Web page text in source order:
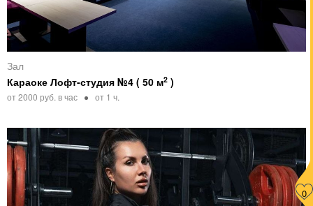
0
Зал
Караоке Лофт-студия №4 ( 50 м2 )
от 2000 руб. в час от 1 ч.